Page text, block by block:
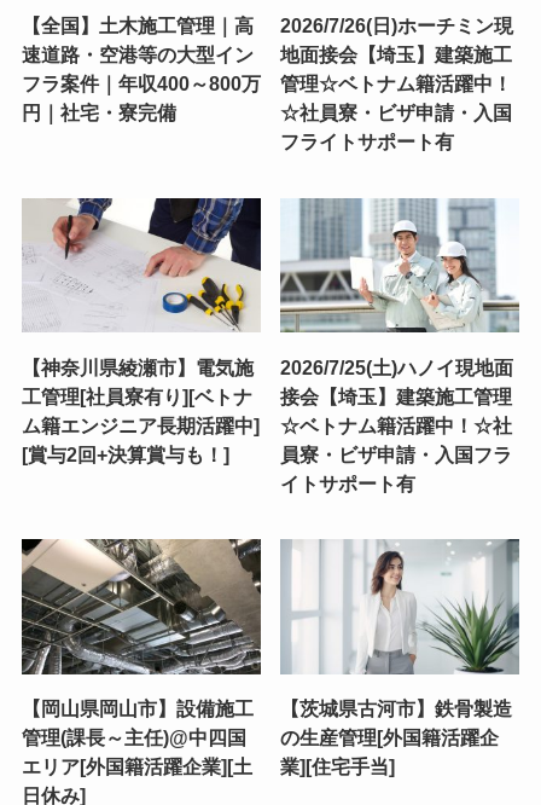
【全国】土木施工管理｜高
速道路・空港等の大型イン
フラ案件｜年収400～800万
円｜社宅・寮完備
2026/7/26(日)ホーチミン現
地面接会【埼玉】建築施工
管理☆ベトナム籍活躍中！
☆社員寮・ビザ申請・入国
フライトサポート有
【神奈川県綾瀬市】電気施
工管理[社員寮有り][ベトナ
ム籍エンジニア長期活躍中]
[賞与2回+決算賞与も！]
2026/7/25(土)ハノイ現地面
接会【埼玉】建築施工管理
☆ベトナム籍活躍中！☆社
員寮・ビザ申請・入国フラ
イトサポート有
【岡山県岡山市】設備施工
管理(課長～主任)@中四国
エリア[外国籍活躍企業][土
日休み]
【茨城県古河市】鉄骨製造
の生産管理[外国籍活躍企
業][住宅手当]